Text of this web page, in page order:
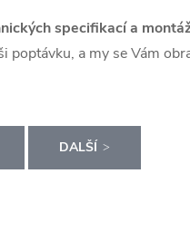
specifikací a
poptávku, a my se Vám
DALŠÍ